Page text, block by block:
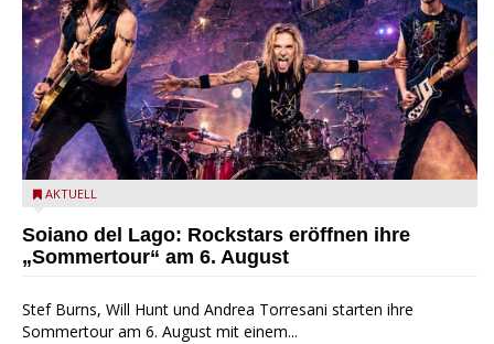
Stef Burns, Will Hunt und Andrea Torresani im Summer Rock
AKTUELL
Soiano del Lago: Rockstars eröffnen ihre
„Sommertour“ am 6. August
Stef Burns, Will Hunt und Andrea Torresani starten ihre
Sommertour am 6. August mit einem...